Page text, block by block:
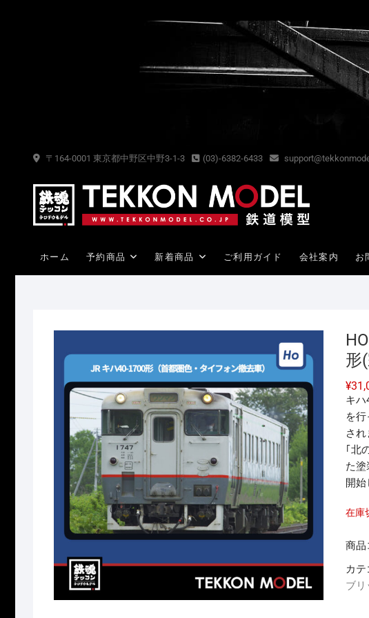
〒164-0001 東京都中野区中野3-1-3 (03)-6382-6433
ホーム 予約商品 新着商品 ご利用ガイド 会社案内 お
形
¥
キハ
を
され
｢北
た塗
開始
在庫
商
カ
ブリ